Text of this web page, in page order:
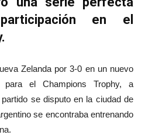
en el
Zelanda por 3-0 en un nuevo
para el Champions Trophy, a
se disputo en la ciudad de
se encontraba entrenando